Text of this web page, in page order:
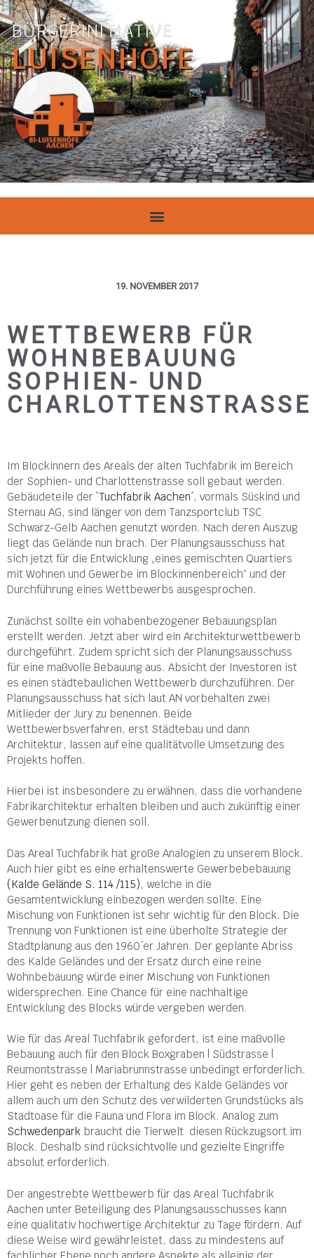
BÜRGERINITIATIVE
LUISENHÖFE
19. NOVEMBER 2017
WETTBEWERB FÜR
WOHNBEBAUUNG
SOPHIEN- UND
CHARLOTTENSTRASSE
Im Blockinnern des Areals der alten Tuchfabrik im Bereich
der Sophien- und Charlottenstrasse soll gebaut werden.
Gebäudeteile der `Tuchfabrik Aachen´, vormals Süskind und
Sternau AG, sind länger von dem Tanzsportclub TSC
Schwarz-Gelb Aachen genutzt worden. Nach deren Auszug
liegt das Gelände nun brach. Der Planungsausschuss hat
sich jetzt für die Entwicklung „eines gemischten Quartiers
mit Wohnen und Gewerbe im Blockinnenbereich“ und der
Durchführung eines Wettbewerbs ausgesprochen.
Zunächst sollte ein vohabenbezogener Bebauungsplan
erstellt werden. Jetzt aber wird ein Architekturwettbewerb
durchgeführt. Zudem spricht sich der Planungsausschuss
für eine maßvolle Bebauung aus. Absicht der Investoren ist
es einen städtebaulichen Wettbewerb durchzuführen. Der
Planungsausschuss hat sich laut AN vorbehalten zwei
Mitlieder der Jury zu benennen. Beide
Wettbewerbsverfahren, erst Städtebau und dann
Architektur, lassen auf eine qualitätvolle Umsetzung des
Projekts hoffen.
Hierbei ist insbesondere zu erwähnen, dass die vorhandene
Fabrikarchitektur erhalten bleiben und auch zukünftig einer
Gewerbenutzung dienen soll.
Das Areal Tuchfabrik hat große Analogien zu unserem Block.
Auch hier gibt es eine erhaltenswerte Gewerbebebauung
(Kalde Gelände S. 114 /115), welche in die
Gesamtentwicklung einbezogen werden sollte. Eine
Mischung von Funktionen ist sehr wichtig für den Block. Die
Trennung von Funktionen ist eine überholte Strategie der
Stadtplanung aus den 1960´er Jahren. Der geplante Abriss
des Kalde Geländes und der Ersatz durch eine reine
Wohnbebauung würde einer Mischung von Funktionen
widersprechen. Eine Chance für eine nachhaltige
Entwicklung des Blocks würde vergeben werden.
Wie für das Areal Tuchfabrik gefordert, ist eine maßvolle
Bebauung auch für den Block Boxgraben | Südstrasse |
Reumontstrasse | Mariabrunnstrasse unbedingt erforderlich.
Hier geht es neben der Erhaltung des Kalde Geländes vor
allem auch um den Schutz des verwilderten Grundstücks als
Stadtoase für die Fauna und Flora im Block. Analog zum
Schwedenpark braucht die Tierwelt diesen Rückzugsort im
Block. Deshalb sind rücksichtvolle und gezielte Eingriffe
absolut erforderlich.
Der angestrebte Wettbewerb für das Areal Tuchfabrik
Aachen unter Beteiligung des Planungsausschusses kann
eine qualitativ hochwertige Architektur zu Tage fördern. Auf
diese Weise wird gewährleistet, dass zu mindestens auf
fachlicher Ebene noch andere Aspekte als alleinig der